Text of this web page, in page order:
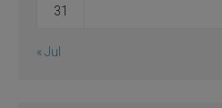
31
« Jul